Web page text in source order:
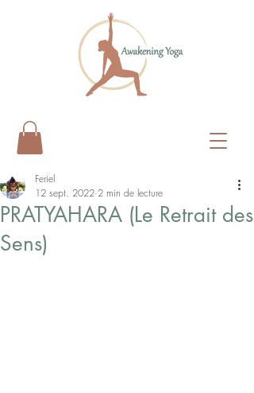
PRATYAHARA (Le Retrait des
Sens)
Feriel
12 sept. 2022 2 min de lecture